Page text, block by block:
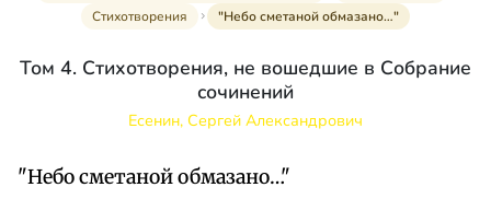
Стихотворения
"Небо сметаной обмазано…"
Том 4. Стихотворения, не вошедшие в Собрание
сочинений
Есенин, Сергей Александрович
"Небо сметаной обмазано…"